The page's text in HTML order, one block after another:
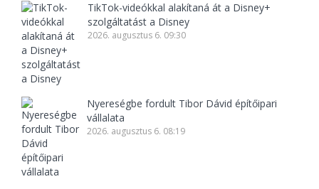
TikTok-videókkal alakítaná át a Disney+
szolgáltatást a Disney
2026. augusztus 6. 09:30
Nyereségbe fordult Tibor Dávid építőipari
vállalata
2026. augusztus 6. 08:19